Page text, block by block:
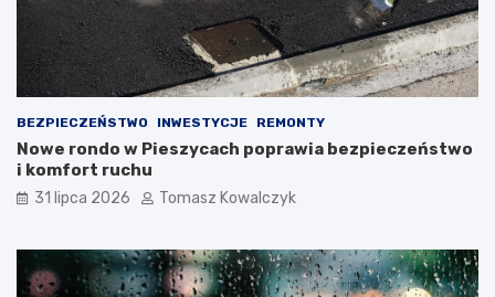
BEZPIECZEŃSTWO INWESTYCJE REMONTY
Nowe rondo w Pieszycach poprawia bezpieczeństwo
i komfort ruchu
31 lipca 2026 Tomasz Kowalczyk